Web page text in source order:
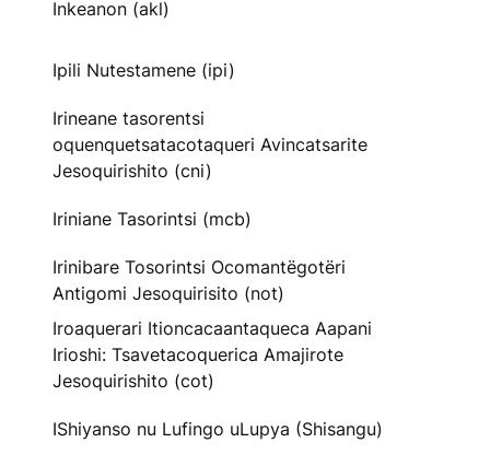
Inkeanon (akl)
Ipili Nutestamene (ipi)
Irineane tasorentsi
oquenquetsatacotaqueri Avincatsarite
Jesoquirishito (cni)
Iriniane Tasorintsi (mcb)
Irinibare Tosorintsi Ocomantëgotëri
Antigomi Jesoquirisito (not)
Iroaquerari Itioncacaantaqueca Aapani
Irioshi: Tsavetacoquerica Amajirote
Jesoquirishito (cot)
IShiyanso nu Lufingo uLupya (Shisangu)